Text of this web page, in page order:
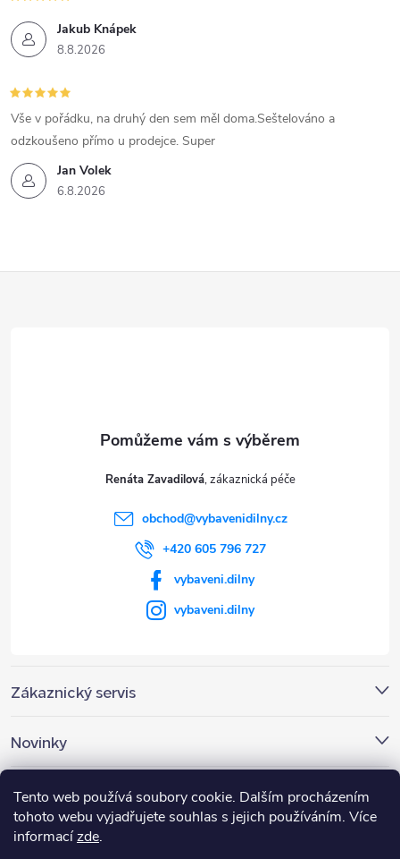
Tento web používá soubory cookie. Dalším procházením
tohoto webu vyjadřujete souhlas s jejich používáním. Více
informacízde.
Jakub Knápek
8.8.2026
Jan Volek
6.8.2026
Vše v pořádku, na druhý den sem měl doma.Seštelováno a
odzkoušeno přímo u prodejce. Super
Zákaznický servis
Novinky
Nákupní košík
Renáta Zavadilová
obchod@vybavenidilny.cz
+420 605 796 727
vybaveni.dilny
vybaveni.dilny